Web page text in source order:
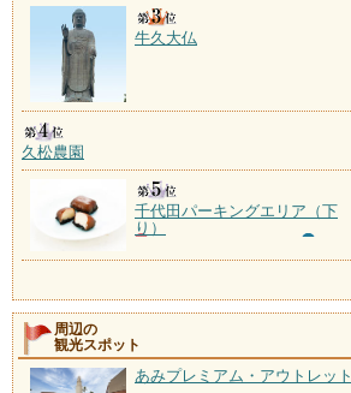
牛久大仏
久松農園
千代田パーキングエリア（下
り）
周辺の
観光スポット
あみプレミアム・アウトレット